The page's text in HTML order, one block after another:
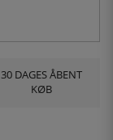
30 DAGES ÅBENT
KØB